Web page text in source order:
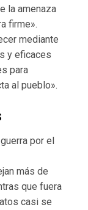
la amenaza
firme».
mediante
y eficaces
para
al pueblo».
por el
más de
que fuera
casi se